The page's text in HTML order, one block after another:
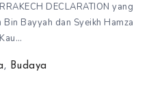
DECLARATION yang
Bayyah dan Syeikh Hamza
, Budaya